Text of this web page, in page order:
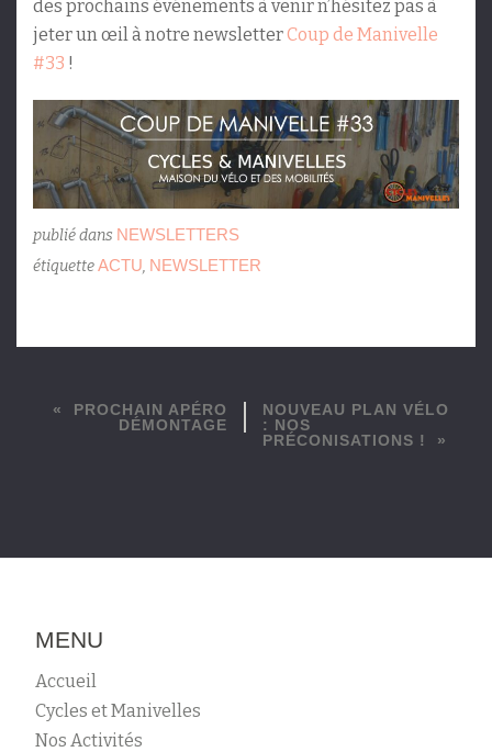
des prochains événements à venir n’hésitez pas à
jeter un œil à notre newsletterCoup de Manivelle
#33 !
publié dans NEWSLETTERS
étiquetteACTU, NEWSLETTER
PROCHAIN APÉRO
DÉMONTAGE
NOUVEAU PLAN VÉLO
: NOS
PRÉCONISATIONS !
MENU
Accueil
Cycles et Manivelles
Nos Activités